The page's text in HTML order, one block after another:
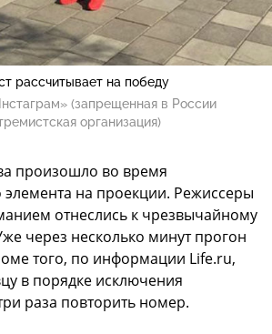
рассчитывает на победу
(запрещенная в России
организация)
произошло во время
элемента на проекции. Режиссеры
отнеслись к чрезвычайному
через несколько минут прогон
того, по информации Life.ru,
в порядке исключения
раза повторить номер.